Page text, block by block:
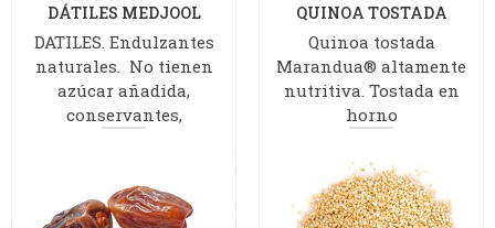
DÁTILES MEDJOOL
DATILES. Endulzantes
naturales. No tienen
azúcar añadida,
conservantes,
QUINOA TOSTADA
Quinoa tostada
Marandua® altamente
nutritiva. Tostada en
horno